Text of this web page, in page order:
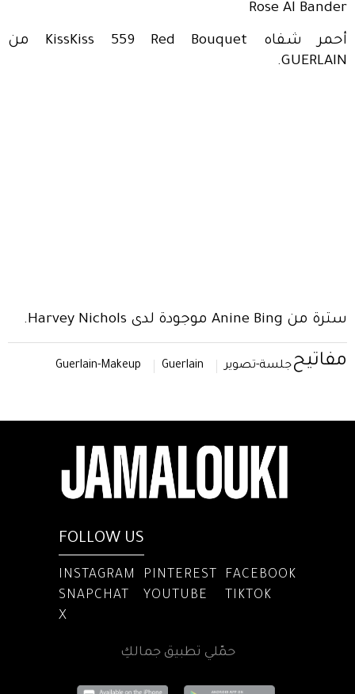
Rose Al Bander
أحمر شفاه KissKiss 559 Red Bouquet من
GUERLAIN.
سترة من Anine Bing موجودة لدى Harvey Nichols.
مفاتيحجلسة-تصوير Guerlain
Guerlain-Makeup
FOLLOW US
INSTAGRAM PINTEREST
FACEBOOK
SNAPCHAT
YOUTUBE
TIKTOK
X
حمّلي تطبيق جمالكِ